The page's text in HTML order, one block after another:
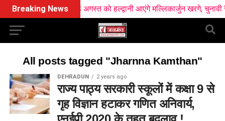
Breaking Newsआठ अगस्त को हल्द्वानी आएंगे मल्लिकार्जुन खरगे, चुनावी
All posts tagged "Jharnna Kamthan"
DEHRADUN 2 years ago
राज्य पाठ्य सरकारी स्कूलों में कक्षा 9 से
गृह विज्ञान हटाकर गणित अनिवार्य,